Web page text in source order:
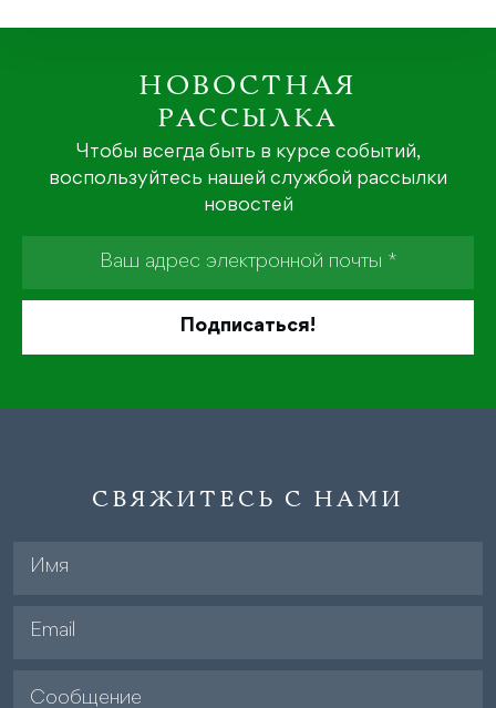
НОВОСТНАЯ
РАССЫЛКА
Чтобы всегда быть в курсе событий,
воспользуйтесь нашей службой рассылки
новостей
СВЯЖИТЕСЬ С НАМИ